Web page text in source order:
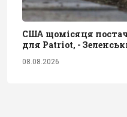
США щомісяця
для Patriot, -
08.08.2026